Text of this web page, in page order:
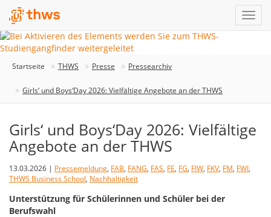
Startseite THWS Presse Pressearchiv
Girls‘ und Boys‘Day 2026: Vielfältige Angebote an der THWS
Girls‘ und Boys‘Day 2026: Vielfältige
Angebote an der THWS
13.03.2026 | Pressemeldung, FAB, FANG, FAS, FE, FG, FIW, FKV, FM, FWI,
THWS Business School, Nachhaltigkeit
Unterstützung für Schülerinnen und Schüler bei der
Berufswahl